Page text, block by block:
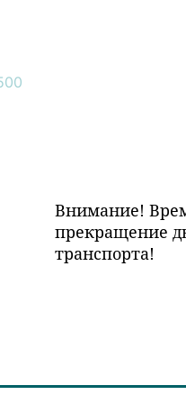
Внимание!
прекращение
транспорта!